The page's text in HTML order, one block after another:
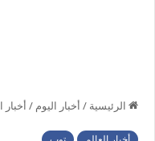
الرئيسية / أخبار اليوم / أخبار